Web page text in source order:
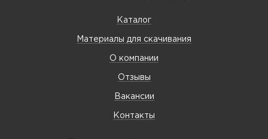
Каталог
Материалы для скачивания
О компании
Отзывы
Вакансии
Контакты